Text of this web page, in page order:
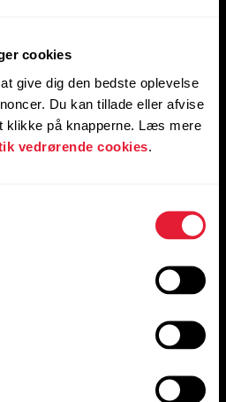
cookies
give dig den bedste oplevelse
Du kan tillade eller afvise
klikke på knapperne. Læs mere
vedrørende cookies
Bryd med
den internationale
at udnytte det